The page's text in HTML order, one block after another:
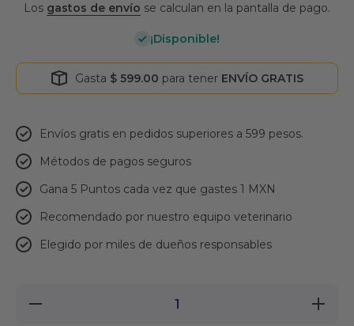
Los gastos de envío se calculan en la pantalla de pago.
¡Disponible!
Gasta $ 599.00 para tener ENVÍO GRATIS
Envíos gratis en pedidos superiores a 599 pesos.
Métodos de pagos seguros
Gana 5 Puntos cada vez que gastes 1 MXN
Recomendado por nuestro equipo veterinario
Elegido por miles de dueños responsables
Reducir
Aumentar
cantidad